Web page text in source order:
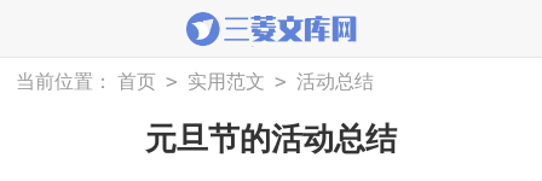
当前位置： 首页 > 实用范文 > 活动总结
元旦节的活动总结